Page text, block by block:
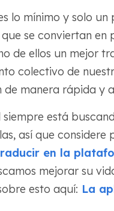
lo mínimo y solo
se conviertan
de ellos un mejor
colectivo de
manera rápida y
está
así que
en la
mejorar su
esto aquí: La